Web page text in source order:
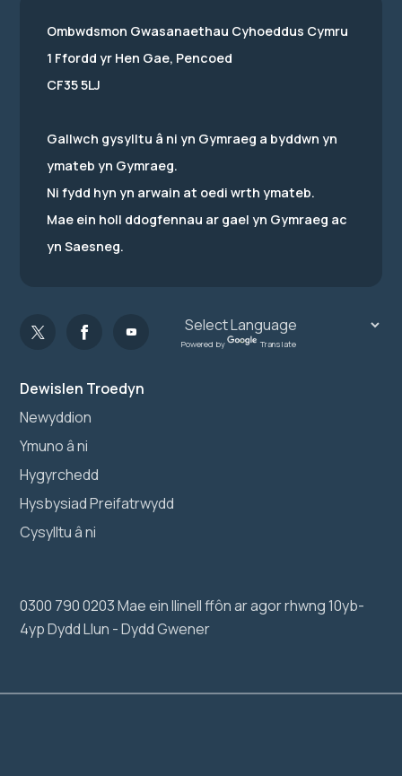
Dewislen Troedyn
Newyddion
Ymuno â ni
Hygyrchedd
Hysbysiad Preifatrwydd
Cysylltu â ni
0300 790 0203 Mae ein llinell ffôn ar agor rhwng 10yb-
4yp Dydd Llun - Dydd Gwener
Ombwdsmon Gwasanaethau Cyhoeddus Cymru
1 Ffordd yr Hen Gae, Pencoed
CF35 5LJ
Gallwch gysylltu â ni yn Gymraeg a byddwn yn
ymateb yn Gymraeg.
Ni fydd hyn yn arwain at oedi wrth ymateb.
Mae ein holl ddogfennau ar gael yn Gymraeg ac
yn Saesneg.
Powered by Translate